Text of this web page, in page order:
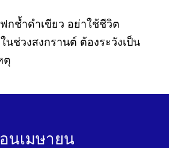
กช้ำดำเขียว อย่าใช้ชีวิต
นช่วงสงกรานต์ ต้องระวังเป็น
ตุ
นเมษายน